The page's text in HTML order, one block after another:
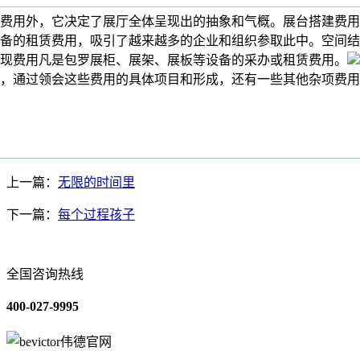
用外，它决定了展厅全体呈现出的抽象和气概。展台搭建费
的租赁费用，吸引了越来越多的企业和组织参取此中。空间
费用凡是包罗展柜、展架、展板等设备的采办或租赁费用。
通过领会这些费用的具体项目和形成，还有一些其他杂项费
上一篇： 无限的时间里
下一篇： 每个过程孩子
全国咨询热线
400-027-9995